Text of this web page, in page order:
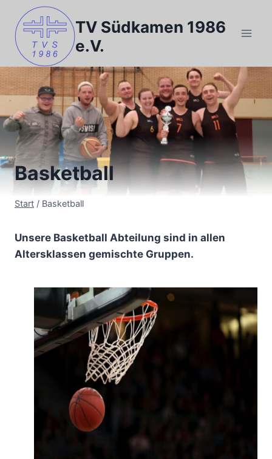
Inhalt
springen
TV Südkamen 1986
e.V.
Basketball
Start / Basketball
Unsere Basketball Abteilung sind in allen
Altersklassen gemischte Gruppen.